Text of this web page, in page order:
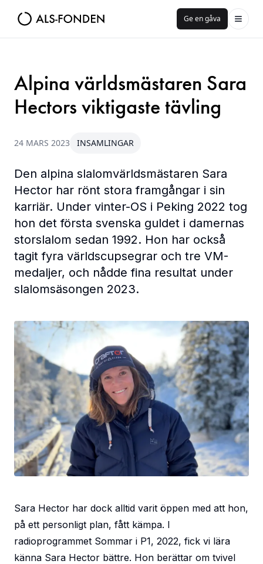
Ge en gåva
Alpina världsmästaren Sara
Hectors viktigaste tävling
24 MARS 2023 INSAMLINGAR
Den alpina slalomvärldsmästaren Sara
Hector har rönt stora framgångar i sin
karriär. Under vinter-OS i Peking 2022 tog
hon det första svenska guldet i damernas
storslalom sedan 1992. Hon har också
tagit fyra världscupsegrar och tre VM-
medaljer, och nådde fina resultat under
slalomsäsongen 2023.
Sara Hector har dock alltid varit öppen med att hon,
på ett personligt plan, fått kämpa. I
radioprogrammet Sommar i P1, 2022, fick vi lära
känna Sara Hector bättre. Hon berättar om tvivel